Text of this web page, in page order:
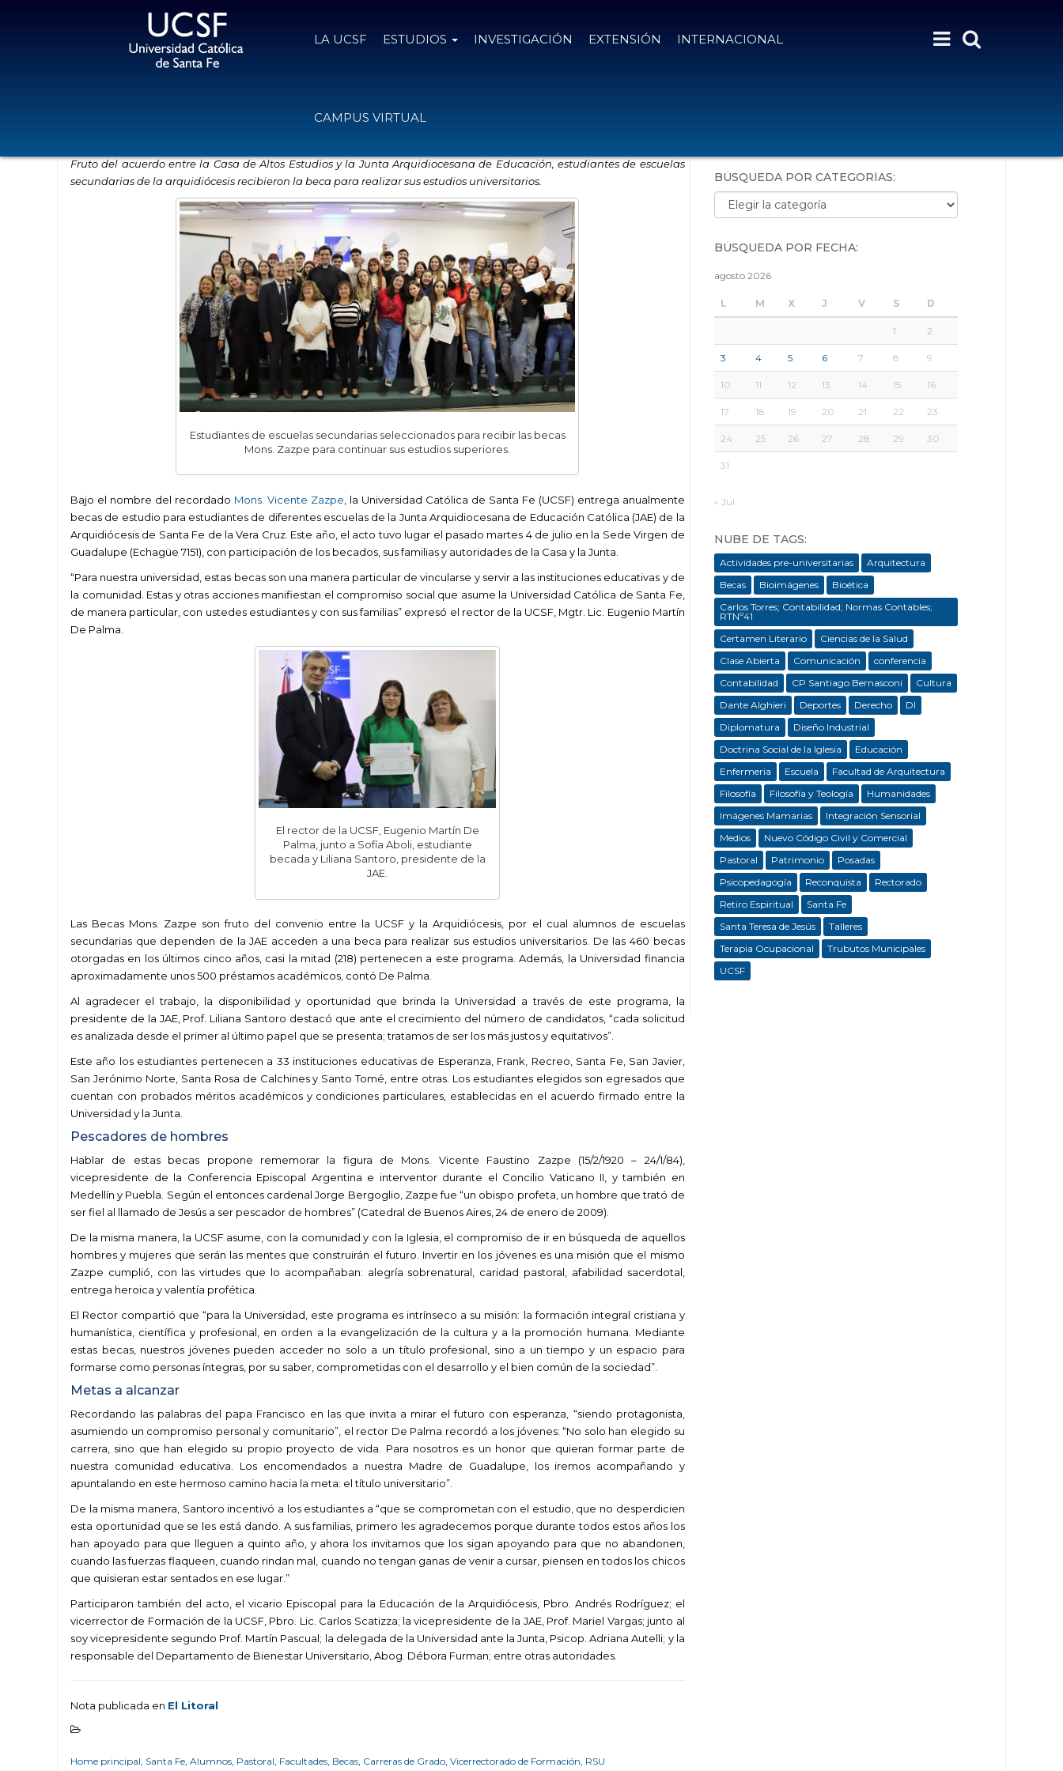
LA UCSF ESTUDIOS INVESTIGACIÓN EXTENSIÓN INTERNACIONAL
CAMPUS VIRTUAL
Fruto del acuerdo entre la Casa de Altos Estudios y la Junta Arquidiocesana de Educación, estudiantes de escuelas
secundarias de la arquidiócesis recibieron la beca para realizar sus estudios universitarios.
Estudiantes de escuelas secundarias seleccionados para recibir las becas
Mons. Zazpe para continuar sus estudios superiores.
Bajo el nombre del recordado Mons. Vicente Zazpe , la Universidad Católica de Santa Fe (UCSF) entrega anualmente
becas de estudio para estudiantes de diferentes escuelas de la Junta Arquidiocesana de Educación Católica (JAE) de la
Arquidiócesis de Santa Fe de la Vera Cruz. Este año, el acto tuvo lugar el pasado martes 4 de julio en la Sede Virgen de
Guadalupe (Echagüe 7151), con participación de los becados, sus familias y autoridades de la Casa y la Junta.
“Para nuestra universidad, estas becas son una manera particular de vincularse y servir a las instituciones educativas y de
la comunidad. Estas y otras acciones manifiestan el compromiso social que asume la Universidad Católica de Santa Fe,
de manera particular, con ustedes estudiantes y con sus familias” expresó el rector de la UCSF, Mgtr. Lic. Eugenio Martín
De Palma.
El rector de la UCSF, Eugenio Martín De
Palma, junto a Sofía Aboli, estudiante
becada y Liliana Santoro, presidente de la
JAE.
Las Becas Mons. Zazpe son fruto del convenio entre la UCSF y la Arquidiócesis, por el cual alumnos de escuelas
secundarias que dependen de la JAE acceden a una beca para realizar sus estudios universitarios. De las 460 becas
otorgadas en los últimos cinco años, casi la mitad (218) pertenecen a este programa. Además, la Universidad financia
aproximadamente unos 500 préstamos académicos, contó De Palma.
Al agradecer el trabajo, la disponibilidad y oportunidad que brinda la Universidad a través de este programa, la
presidente de la JAE, Prof. Liliana Santoro destacó que ante el crecimiento del número de candidatos, “cada solicitud
es analizada desde el primer al último papel que se presenta; tratamos de ser los más justos y equitativos”.
Este año los estudiantes pertenecen a 33 instituciones educativas de Esperanza, Frank, Recreo, Santa Fe, San Javier,
San Jerónimo Norte, Santa Rosa de Calchines y Santo Tomé, entre otras. Los estudiantes elegidos son egresados que
cuentan con probados méritos académicos y condiciones particulares, establecidas en el acuerdo firmado entre la
Universidad y la Junta.
Pescadores de hombres
Hablar de estas becas propone rememorar la figura de Mons. Vicente Faustino Zazpe (15/2/1920 – 24/1/84),
vicepresidente de la Conferencia Episcopal Argentina e interventor durante el Concilio Vaticano II, y también en
Medellín y Puebla. Según el entonces cardenal Jorge Bergoglio, Zazpe fue “un obispo profeta, un hombre que trató de
ser fiel al llamado de Jesús a ser pescador de hombres” (Catedral de Buenos Aires, 24 de enero de 2009).
De la misma manera, la UCSF asume, con la comunidad y con la Iglesia, el compromiso de ir en búsqueda de aquellos
hombres y mujeres que serán las mentes que construirán el futuro. Invertir en los jóvenes es una misión que el mismo
Zazpe cumplió, con las virtudes que lo acompañaban: alegría sobrenatural, caridad pastoral, afabilidad sacerdotal,
entrega heroica y valentía profética.
El Rector compartió que “para la Universidad, este programa es intrínseco a su misión: la formación integral cristiana y
humanística, científica y profesional, en orden a la evangelización de la cultura y a la promoción humana. Mediante
estas becas, nuestros jóvenes pueden acceder no solo a un título profesional, sino a un tiempo y un espacio para
formarse como personas íntegras, por su saber, comprometidas con el desarrollo y el bien común de la sociedad”.
Metas a alcanzar
Recordando las palabras del papa Francisco en las que invita a mirar el futuro con esperanza, “siendo protagonista,
asumiendo un compromiso personal y comunitario”, el rector De Palma recordó a los jóvenes: “No solo han elegido su
carrera, sino que han elegido su propio proyecto de vida. Para nosotros es un honor que quieran formar parte de
nuestra comunidad educativa. Los encomendados a nuestra Madre de Guadalupe, los iremos acompañando y
apuntalando en este hermoso camino hacia la meta: el título universitario”.
De la misma manera, Santoro incentivó a los estudiantes a “que se comprometan con el estudio, que no desperdicien
esta oportunidad que se les está dando. A sus familias, primero les agradecemos porque durante todos estos años los
han apoyado para que lleguen a quinto año, y ahora los invitamos que los sigan apoyando para que no abandonen,
cuando las fuerzas flaqueen, cuando rindan mal, cuando no tengan ganas de venir a cursar, piensen en todos los chicos
que quisieran estar sentados en ese lugar.”
Participaron también del acto, el vicario Episcopal para la Educación de la Arquidiócesis, Pbro. Andrés Rodríguez; el
vicerrector de Formación de la UCSF, Pbro. Lic. Carlos Scatizza; la vicepresidente de la JAE, Prof. Mariel Vargas; junto al
soy vicepresidente segundo Prof. Martín Pascual; la delegada de la Universidad ante la Junta, Psicop. Adriana Autelli; y la
responsable del Departamento de Bienestar Universitario, Abog. Débora Furman; entre otras autoridades.
Nota publicada en El Litoral
Home principal, Santa Fe, Alumnos, Pastoral, Facultades, Becas, Carreras de Grado, Vicerrectorado de Formación, RSU
BÚSQUEDA POR CATEGORÍAS:
Búsqueda por categorías:
BÚSQUEDA POR FECHA:
agosto 2026
L M X J V S D
1 2
3 4 5 6 7 8 9
10 11 12 13 14 15 16
17 18 19 20 21 22 23
24 25 26 27 28 29 30
31
« Jul
NUBE DE TAGS:
Actividades pre-universitarias
Arquitectura
Becas
Bioimágenes
Bioética
Carlos Torres; Contabilidad; Normas Contables;
RTNº41
Certamen Literario
Ciencias de la Salud
Clase Abierta
Comunicación
conferencia
Contabilidad
CP Santiago Bernasconi
Cultura
Dante Alghieri
Deportes Derecho
DI
Diplomatura
Diseño Industrial
Doctrina Social de la Iglesia
Educación
Enfermeria
Escuela
Facultad de Arquitectura
Filosofía
Filosofía y Teología
Humanidades
Imágenes Mamarias
Integración Sensorial
Medios
Nuevo Código Civil y Comercial
Pastoral
Patrimonio
Posadas
Psicopedagogía
Reconquista
Rectorado
Retiro Espiritual
Santa Fe
Santa Teresa de Jesús
Talleres
Terapia Ocupacional
Trubutos Municipales
UCSF